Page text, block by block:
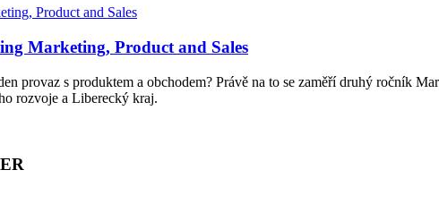
Marketing, Product and Sales
provaz s produktem a obchodem? Právě na to se zaměří druhý ročník
rozvoje a Liberecký kraj.